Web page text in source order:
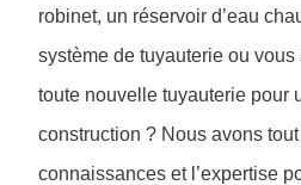
robinet, un réservoir d’eau
système de tuyauterie ou vous
toute nouvelle tuyauterie pour
construction ? Nous avons
connaissances et l’expertise